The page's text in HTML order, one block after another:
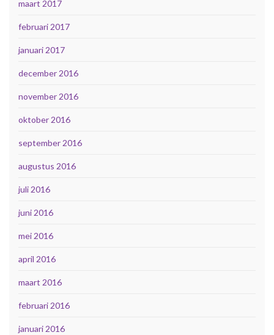
maart 2017
februari 2017
januari 2017
december 2016
november 2016
oktober 2016
september 2016
augustus 2016
juli 2016
juni 2016
mei 2016
april 2016
maart 2016
februari 2016
januari 2016